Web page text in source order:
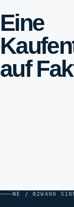
Eine
auf
NE / 02WANN